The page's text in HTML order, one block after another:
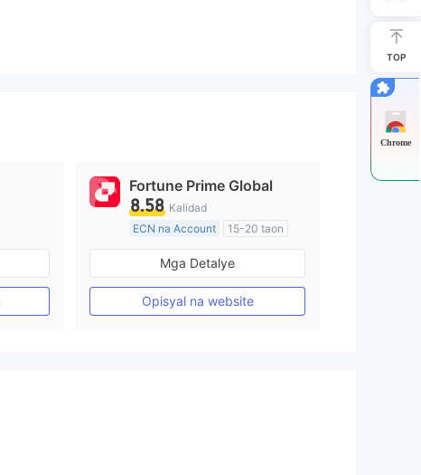
Fortune Prime Global
8.58 Kalidad
ECN na Account
15-20 taon
Kinokontrol sa Australia
Paggawa ng Market (MM)
Pangunahing label na MT4
Mga Detalye
Opisyal na website
TOP
Chrome